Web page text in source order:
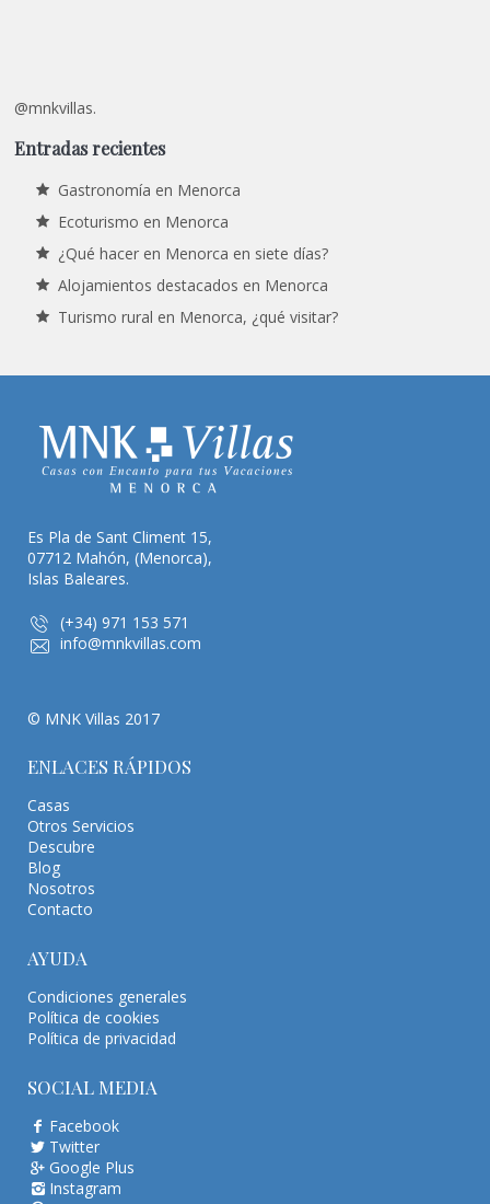
@mnkvillas.
Entradas recientes
Gastronomía en Menorca
Ecoturismo en Menorca
¿Qué hacer en Menorca en siete días?
Alojamientos destacados en Menorca
Turismo rural en Menorca, ¿qué visitar?
Es Pla de Sant Climent 15,
07712 Mahón, (Menorca),
Islas Baleares.
(+34) 971 153 571
info@mnkvillas.com
© MNK Villas 2017
ENLACES RÁPIDOS
Casas
Otros Servicios
Descubre
Blog
Nosotros
Contacto
AYUDA
Condiciones generales
Política de cookies
Política de privacidad
SOCIAL MEDIA
Facebook
Twitter
Google Plus
Instagram